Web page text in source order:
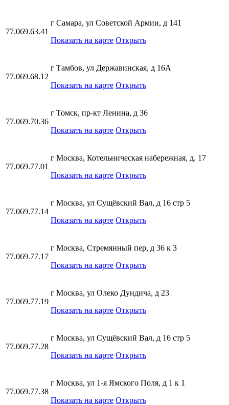
77.069.63.41
г Самара, ул Советской Армии, д 141
Показать на карте Открыть
77.069.68.12
г Тамбов, ул Державинская, д 16А
Показать на карте Открыть
77.069.70.36
г Томск, пр-кт Ленина, д 36
Показать на карте Открыть
77.069.77.01
г Москва, Котельническая набережная, д. 17
Показать на карте Открыть
77.069.77.14
г Москва, ул Сущёвский Вал, д 16 стр 5
Показать на карте Открыть
77.069.77.17
г Москва, Стремянный пер, д 36 к 3
Показать на карте Открыть
77.069.77.19
г Москва, ул Олеко Дундича, д 23
Показать на карте Открыть
77.069.77.28
г Москва, ул Сущёвский Вал, д 16 стр 5
Показать на карте Открыть
77.069.77.38
г Москва, ул 1-я Ямского Поля, д 1 к 1
Показать на карте Открыть